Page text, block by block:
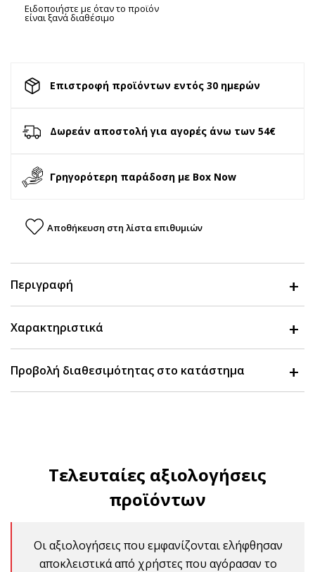
Ειδοποιήστε με όταν το προϊόν
είναι ξανά διαθέσιμο
Επιστροφή προϊόντων εντός 30 ημερών
Δωρεάν αποστολή για αγορές άνω των 54€
Γρηγορότερη παράδοση με Box Now
Αποθήκευση στη λίστα επιθυμιών
Περιγραφή
Χαρακτηριστικά
Προβολή διαθεσιμότητας στο κατάστημα
Τελευταίες αξιολογήσεις
προϊόντων
Οι αξιολογήσεις που εμφανίζονται ελήφθησαν
αποκλειστικά από χρήστες που αγόρασαν το